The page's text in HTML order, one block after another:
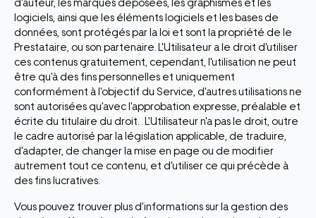
d'auteur, les marques déposées, les graphismes et les
logiciels, ainsi que les éléments logiciels et les bases de
données, sont protégés par la loi et sont la propriété de le
Prestataire, ou son partenaire. L'Utilisateur a le droit d'utiliser
ces contenus gratuitement, cependant, l'utilisation ne peut
être qu'à des fins personnelles et uniquement
conformément à l'objectif du Service, d'autres utilisations ne
sont autorisées qu'avec l'approbation expresse, préalable et
écrite du titulaire du droit. . L'Utilisateur n'a pas le droit, outre
le cadre autorisé par la législation applicable, de traduire,
d'adapter, de changer la mise en page ou de modifier
autrement tout ce contenu, et d'utiliser ce qui précède à
des fins lucratives.
Vous pouvez trouver plus d'informations sur la gestion des